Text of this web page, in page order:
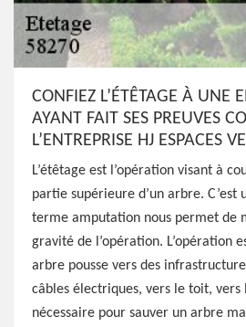
CONFIEZ L’ÉTÊTAGE À UNE
AYANT FAIT SES PREUVES
L’ENTREPRISE HJ ESPACES
L’étêtage est l’opération visant à
partie supérieure d’un arbre. C’est
terme amputation nous permet de
gravité de l’opération. L’opération
arbre pousse vers des
câbles électriques, vers le toit, vers
nécessaire pour sauver un arbre